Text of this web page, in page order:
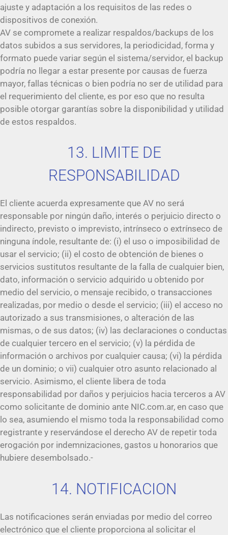
ajuste y adaptación a los requisitos de las redes o
dispositivos de conexión.
AV se compromete a realizar respaldos/backups de los
datos subidos a sus servidores, la periodicidad, forma y
formato puede variar según el sistema/servidor, el backup
podría no llegar a estar presente por causas de fuerza
mayor, fallas técnicas o bien podría no ser de utilidad para
el requerimiento del cliente, es por eso que no resulta
posible otorgar garantías sobre la disponibilidad y utilidad
de estos respaldos.
13. LIMITE DE
RESPONSABILIDAD
El cliente acuerda expresamente que AV no será
responsable por ningún daño, interés o perjuicio directo o
indirecto, previsto o imprevisto, intrínseco o extrínseco de
ninguna índole, resultante de: (i) el uso o imposibilidad de
usar el servicio; (ii) el costo de obtención de bienes o
servicios sustitutos resultante de la falla de cualquier bien,
dato, información o servicio adquirido u obtenido por
medio del servicio, o mensaje recibido, o transacciones
realizadas, por medio o desde el servicio; (iii) el acceso no
autorizado a sus transmisiones, o alteración de las
mismas, o de sus datos; (iv) las declaraciones o conductas
de cualquier tercero en el servicio; (v) la pérdida de
información o archivos por cualquier causa; (vi) la pérdida
de un dominio; o vii) cualquier otro asunto relacionado al
servicio. Asimismo, el cliente libera de toda
responsabilidad por daños y perjuicios hacia terceros a AV
como solicitante de dominio ante NIC.com.ar, en caso que
lo sea, asumiendo el mismo toda la responsabilidad como
registrante y reservándose el derecho AV de repetir toda
erogación por indemnizaciones, gastos u honorarios que
hubiere desembolsado.-
14. NOTIFICACION
Las notificaciones serán enviadas por medio del correo
electrónico que el cliente proporciona al solicitar el